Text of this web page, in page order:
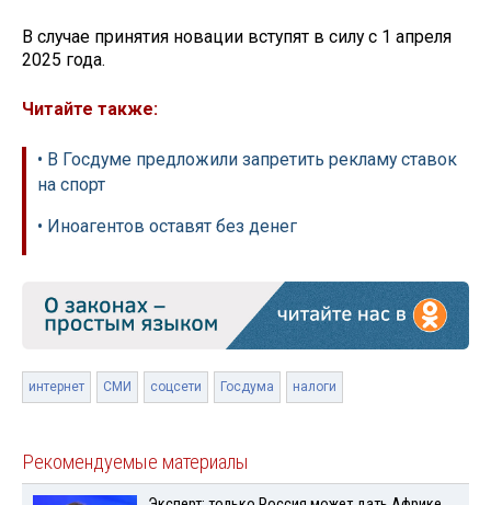
В случае принятия новации вступят в силу с 1 апреля
2025 года.
Читайте также:
• В Госдуме предложили запретить рекламу ставок
на спорт
• Иноагентов оставят без денег
интернет СМИ соцсети Госдума налоги
Рекомендуемые материалы